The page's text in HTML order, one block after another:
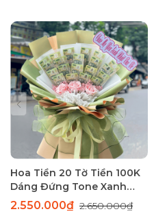
Hoa Tiền 20 Tờ Tiền 100K
Dáng Đứng Tone Xanh
Sang Trọng
2.550.000₫ 2.650.000₫